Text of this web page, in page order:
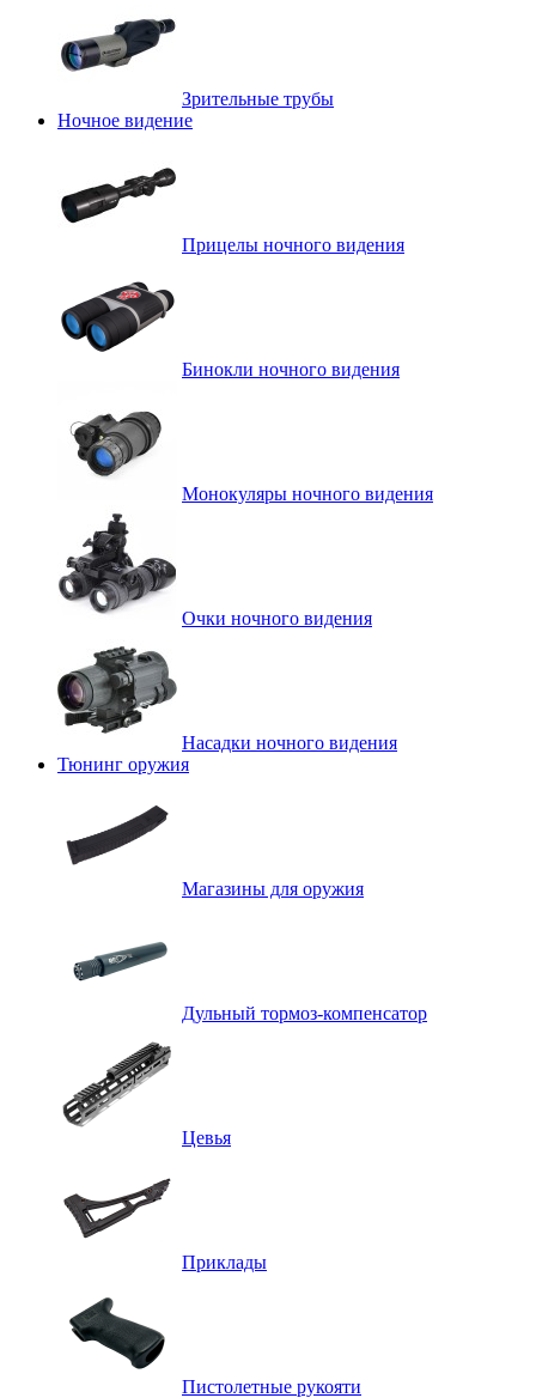
Зрительные трубы
Ночное видение
Прицелы ночного видения
Бинокли ночного видения
Монокуляры ночного видения
Очки ночного видения
Насадки ночного видения
Тюнинг оружия
Магазины для оружия
Дульный тормоз-компенсатор
Цевья
Приклады
Пистолетные рукояти